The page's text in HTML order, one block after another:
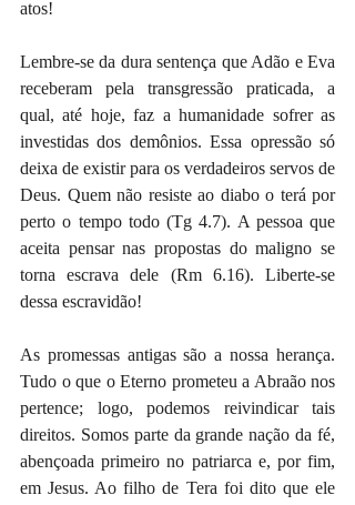
atos!
Lembre-se da dura sentença que Adão e Eva
receberam pela transgressão praticada, a
qual, até hoje, faz a humanidade sofrer as
investidas dos demônios. Essa opressão só
deixa de existir para os verdadeiros servos de
Deus. Quem não resiste ao diabo o terá por
perto o tempo todo (Tg 4.7). A pessoa que
aceita pensar nas propostas do maligno se
torna escrava dele (Rm 6.16). Liberte-se
dessa escravidão!
As promessas antigas são a nossa herança.
Tudo o que o Eterno prometeu a Abraão nos
pertence; logo, podemos reivindicar tais
direitos. Somos parte da grande nação da fé,
abençoada primeiro no patriarca e, por fim,
em Jesus. Ao filho de Tera foi dito que ele